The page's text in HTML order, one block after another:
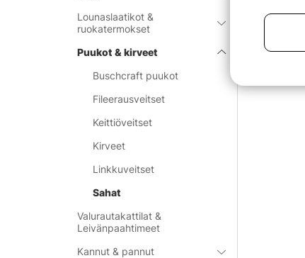
Lounaslaatikot &
ruokatermokset
Puukot & kirveet
Buschcraft puukot
Fileerausveitset
Keittiöveitset
Kirveet
Linkkuveitset
Sahat
Valurautakattilat &
Leivänpaahtimeet
Kannut & pannut